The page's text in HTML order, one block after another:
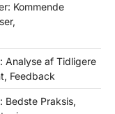
Kommende
Analyse af Tidligere
Feedback
Bedste Praksis,